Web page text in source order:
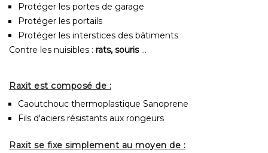
Protéger les portes de garage
Protéger les portails
Protéger les interstices des bâtiments
Contre les nuisibles : rats, souris...
Raxit est composé de :
Caoutchouc thermoplastique Sanoprene
Fils d'aciers résistants aux rongeurs
Raxit se fixe simplement au moyen de :